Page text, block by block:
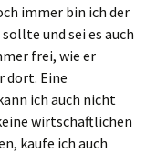
immer bin ich der
und sei es auch
frei, wie er
dort. Eine
ich auch nicht
wirtschaftlichen
kaufe ich auch